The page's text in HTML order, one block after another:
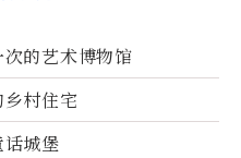
的艺术博物馆
村住宅
城堡